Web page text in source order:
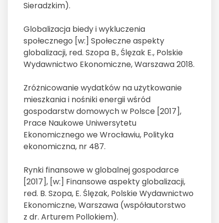
Sieradzkim).
Globalizacja biedy i wykluczenia
społecznego [w:] Społeczne aspekty
globalizacji, red. Szopa B., Ślęzak E., Polskie
Wydawnictwo Ekonomiczne, Warszawa 2018.
Zróżnicowanie wydatków na użytkowanie
mieszkania i nośniki energii wśród
gospodarstw domowych w Polsce [2017],
Prace Naukowe Uniwersytetu
Ekonomicznego we Wrocławiu, Polityka
ekonomiczna, nr 487.
Rynki finansowe w globalnej gospodarce
[2017], [w:] Finansowe aspekty globalizacji,
red. B. Szopa, E. Ślęzak, Polskie Wydawnictwo
Ekonomiczne, Warszawa (współautorstwo
z dr. Arturem Pollokiem).